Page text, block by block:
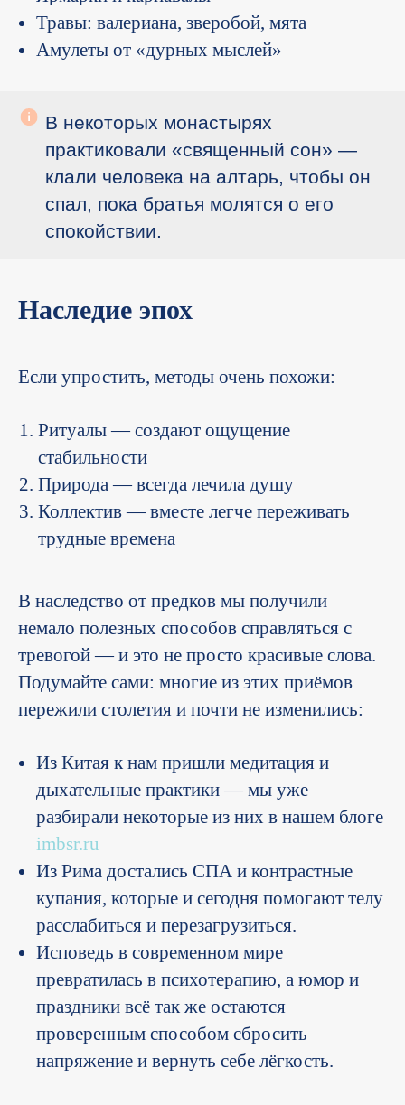
Травы: валериана, зверобой, мята
Амулеты от «дурных мыслей»
В некоторых монастырях
практиковали «священный сон» —
клали человека на алтарь, чтобы он
спал, пока братья молятся о его
спокойствии.
Наследие эпох
Если упростить, методы очень похожи:
Ритуалы — создают ощущение
стабильности
Природа — всегда лечила душу
Коллектив — вместе легче переживать
трудные времена
В наследство от предков мы получили
немало полезных способов справляться с
тревогой — и это не просто красивые слова.
Подумайте сами: многие из этих приёмов
пережили столетия и почти не изменились:
Из Китая к нам пришли медитация и
дыхательные практики — мы уже
разбирали некоторые из них в нашем блоге
imbsr.ru
Из Рима достались СПА и контрастные
купания, которые и сегодня помогают телу
расслабиться и перезагрузиться.
Исповедь в современном мире
превратилась в психотерапию, а юмор и
праздники всё так же остаются
проверенным способом сбросить
напряжение и вернуть себе лёгкость.